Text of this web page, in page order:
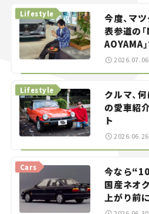
今度、マ
表参道の
AOYAMA
——連載｜
Lifestyle
2026.07.06
クルマ、
の愛車紹
ト
Lifestyle
2026.06.26
今なら
国産ネオ
上がり前
をお手伝い
Cars